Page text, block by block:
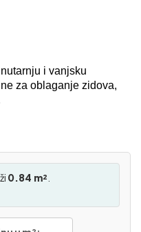
i vanjsku
za oblaganje zidova,
0.84 m²